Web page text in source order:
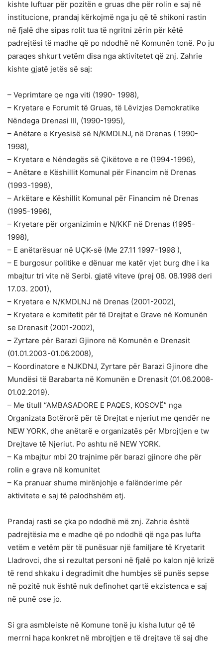
kishte luftuar për pozitën e gruas dhe për rolin e saj në
institucione, prandaj kërkojmë nga ju që të shikoni rastin
në fjalë dhe sipas rolit tua të ngritni zërin për këtë
padrejtësi të madhe që po ndodhë në Komunën tonë. Po ju
paraqes shkurt vetëm disa nga aktivitetet që znj. Zahrie
kishte gjatë jetës së saj:
– Veprimtare qe nga viti (1990- 1998),
– Kryetare e Forumit të Gruas, të Lëvizjes Demokratike
Nëndega Drenasi III, (1990-1995),
– Anëtare e Kryesisë së N/KMDLNJ, në Drenas ( 1990-
1998),
– Kryetare e Nëndegës së Çikëtove e re (1994-1996),
– Anëtare e Këshillit Komunal për Financim në Drenas
(1993-1998),
– Arkëtare e Këshillit Komunal për Financim në Drenas
(1995-1996),
– Kryetare për organizimin e N/KKF në Drenas (1995-
1998),
– E anëtarësuar në UÇK-së (Me 27.11 1997-1998 ),
– E burgosur politike e dënuar me katër vjet burg dhe i ka
mbajtur tri vite në Serbi. gjatë viteve (prej 08. 08.1998 deri
17.03. 2001),
– Kryetare e N/KMDLNJ në Drenas (2001-2002),
– Kryetare e komitetit për të Drejtat e Grave në Komunën
se Drenasit (2001-2002),
– Zyrtare për Barazi Gjinore në Komunën e Drenasit
(01.01.2003-01.06.2008),
– Koordinatore e NJKDNJ, Zyrtare për Barazi Gjinore dhe
Mundësi të Barabarta në Komunën e Drenasit (01.06.2008-
01.02.2019).
– Me titull “AMBASADORE E PAQES, KOSOVË” nga
Organizata Botërorë për të Drejtat e njeriut me qendër ne
NEW YORK, dhe anëtarë e organizatës për Mbrojtjen e tw
Drejtave të Njeriut. Po ashtu në NEW YORK.
– Ka mbajtur mbi 20 trajnime për barazi gjinore dhe për
rolin e grave në komunitet
– Ka pranuar shume mirënjohje e falënderime për
aktivitete e saj të palodhshëm etj.
Prandaj rasti se çka po ndodhë më znj. Zahrie është
padrejtësia me e madhe që po ndodhë që nga pas lufta
vetëm e vetëm për të punësuar një familjare të Kryetarit
Lladrovci, dhe si rezultat personi në fjalë po kalon një krizë
të rend shkaku i degradimit dhe humbjes së punës sepse
në pozitë nuk është nuk definohet qartë ekzistenca e saj
në punë ose jo.
Si gra asmbleiste në Komune tonë ju kisha lutur që të
merrni hapa konkret në mbrojtjen e të drejtave të saj dhe